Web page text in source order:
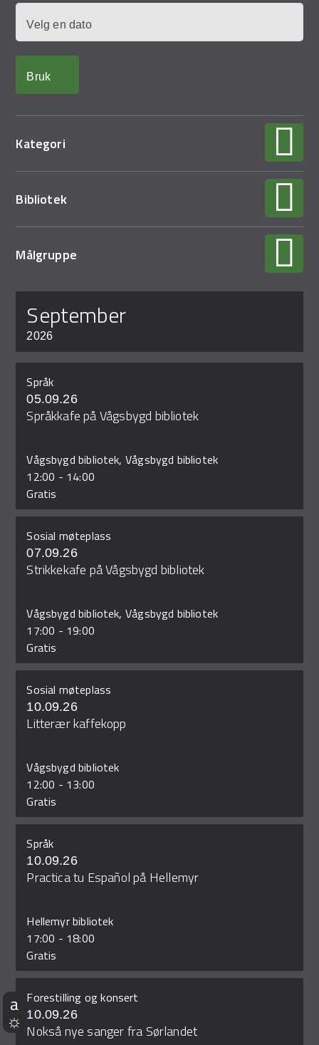
Kategori
Bibliotek
Målgruppe
september
2026
Språk
05.09.26
Språkkafe på Vågsbygd bibliotek
Vågsbygd bibliotek, Vågsbygd bibliotek
12:00 - 14:00
Gratis
Sosial møteplass
07.09.26
Strikkekafe på Vågsbygd bibliotek
Vågsbygd bibliotek, Vågsbygd bibliotek
17:00 - 19:00
Gratis
Sosial møteplass
10.09.26
Litterær kaffekopp
Vågsbygd bibliotek
12:00 - 13:00
Gratis
Språk
10.09.26
Practica tu Español på Hellemyr
Hellemyr bibliotek
17:00 - 18:00
Gratis
Forestilling og konsert
10.09.26
Nokså nye sanger fra Sørlandet